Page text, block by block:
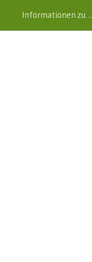
Informationen zu…